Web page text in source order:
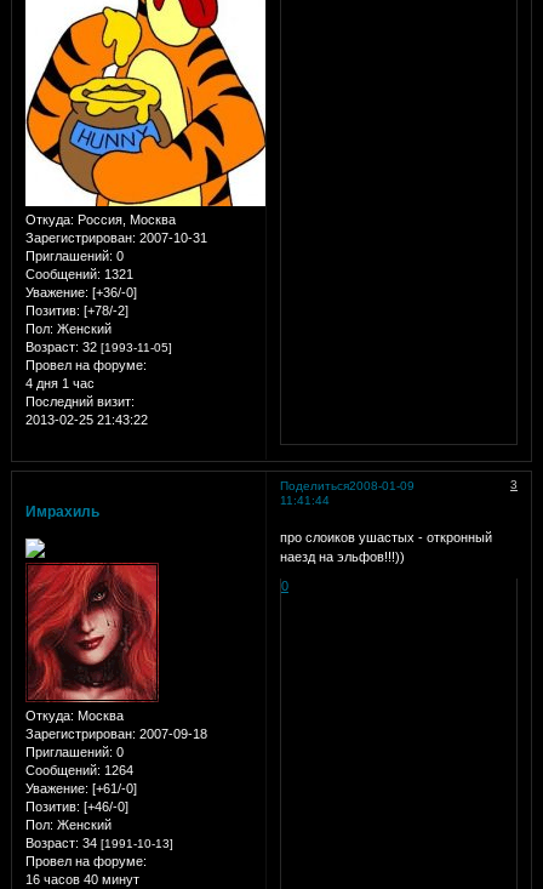
Откуда: Россия, Москва
Зарегистрирован: 2007-10-31
Приглашений: 0
Сообщений: 1321
Уважение: [+36/-0]
Позитив: [+78/-2]
Пол: Женский
Возраст: 32 [1993-11-05]
Провел на форуме:
4 дня 1 час
Последний визит:
2013-02-25 21:43:22
Поделиться 3
2008-01-09
11:41:44
Имрахиль
Откуда: Москва
Зарегистрирован: 2007-09-18
Приглашений: 0
Сообщений: 1264
Уважение: [+61/-0]
Позитив: [+46/-0]
Пол: Женский
Возраст: 34 [1991-10-13]
Провел на форуме:
16 часов 40 минут
про слоиков ушастых - откронный
наезд на эльфов!!!))
0